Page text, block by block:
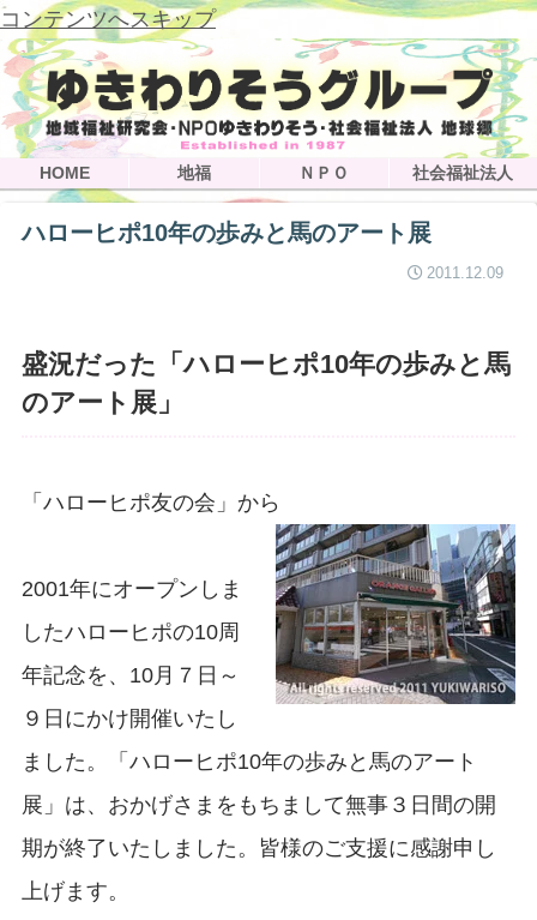
コンテンツへスキップ
HOME 地福 ＮＰＯ 社会福祉法人
ハローヒポ10年の歩みと馬のアート展
2011.12.09
盛況だった「ハローヒポ10年の歩みと馬
のアート展」
「ハローヒポ友の会」から
2001年にオープンしま
したハローヒポの10周
年記念を、10月７日～
９日にかけ開催いたし
ました。「ハローヒポ10年の歩みと馬のアート
展」は、おかげさまをもちまして無事３日間の開
期が終了いたしました。皆様のご支援に感謝申し
上げます。